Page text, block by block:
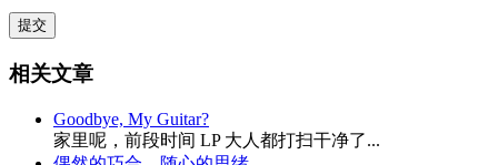
相关文章
Goodbye, My Guitar?
家里呢，前段时间 LP 大人都打扫干净了...